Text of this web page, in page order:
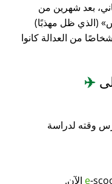
بعد شهرين من
(الذي ظل مهذبًا)
من العدالة كانوا
✈️
وقته لدراسة
e- الآن.